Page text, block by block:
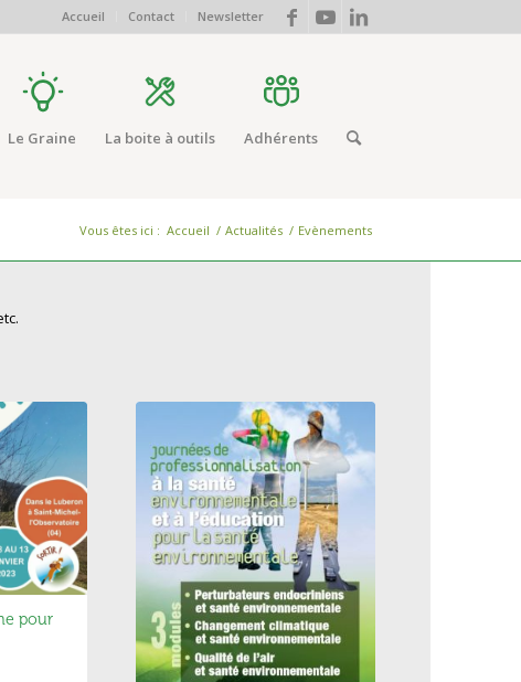
Accueil Contact Newsletter
Le Graine La boite à outils Adhérents
Vous êtes ici : Accueil / Actualités / Evènements
pour